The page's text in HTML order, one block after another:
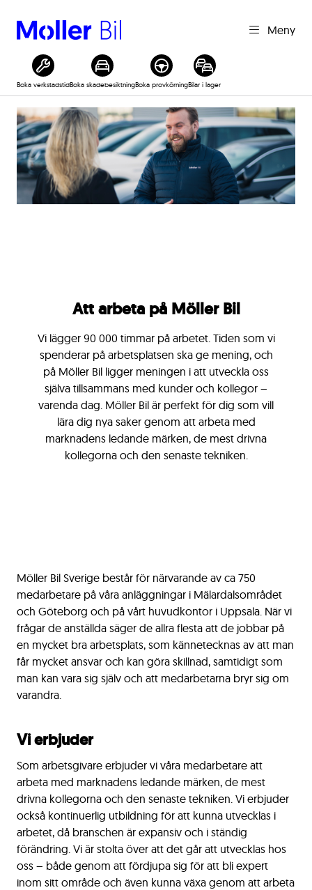
Meny
Boka verkstadstidBoka skadebesiktningBoka provkörningBilar i lager
Att arbeta på Möller Bil
Vi lägger 90 000 timmar på arbetet. Tiden som vi
spenderar på arbetsplatsen ska ge mening, och
på Möller Bil ligger meningen i att utveckla oss
själva tillsammans med kunder och kollegor –
varenda dag. Möller Bil är perfekt för dig som vill
lära dig nya saker genom att arbeta med
marknadens ledande märken, de mest drivna
kollegorna och den senaste tekniken.
Möller Bil Sverige består för närvarande av ca 750
medarbetare på våra anläggningar i Mälardalsområdet
och Göteborg och på vårt huvudkontor i Uppsala. När vi
frågar de anställda säger de allra flesta att de jobbar på
en mycket bra arbetsplats, som kännetecknas av att man
får mycket ansvar och kan göra skillnad, samtidigt som
man kan vara sig själv och att medarbetarna bryr sig om
varandra.
Vi erbjuder
Som arbetsgivare erbjuder vi våra medarbetare att
arbeta med marknadens ledande märken, de mest
drivna kollegorna och den senaste tekniken. Vi erbjuder
också kontinuerlig utbildning för att kunna utvecklas i
arbetet, då branschen är expansiv och i ständig
förändring. Vi är stolta över att det går att utvecklas hos
oss – både genom att fördjupa sig för att bli expert
inom sitt område och även kunna växa genom att arbeta